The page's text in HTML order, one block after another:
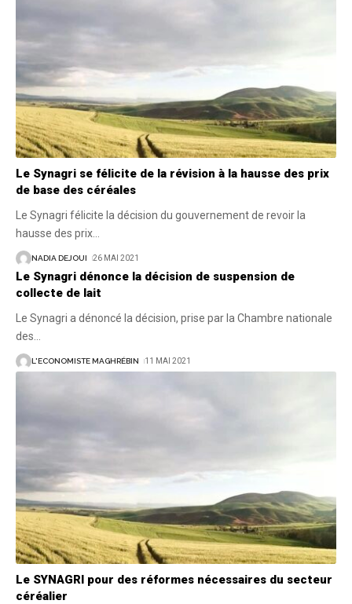
Le Synagri se félicite de la révision à la hausse des prix
de base des céréales
Le Synagri félicite la décision du gouvernement de revoir la
hausse des prix
NADIA DEJOUI 26 MAI 2021
Le Synagri dénonce la décision de suspension de
collecte de lait
Le Synagri a dénoncé la décision, prise par la Chambre nationale
des
L'ECONOMISTE MAGHRÉBIN 11 MAI 2021
Le SYNAGRI pour des réformes nécessaires du secteur
céréalier